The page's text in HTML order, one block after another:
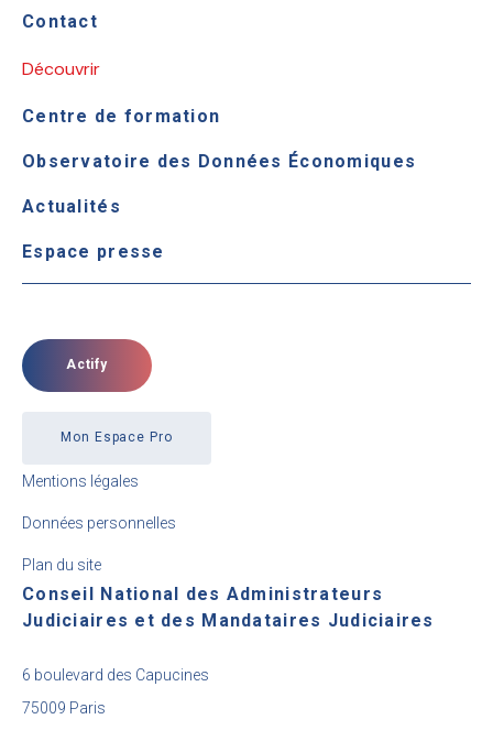
Contact
Découvrir
Centre de formation
Observatoire des Données Économiques
Actualités
Espace presse
Actify
Mon Espace Pro
Mentions légales
Données personnelles
Plan du site
Conseil National des Administrateurs
Judiciaires et des Mandataires Judiciaires
6 boulevard des Capucines
75009 Paris